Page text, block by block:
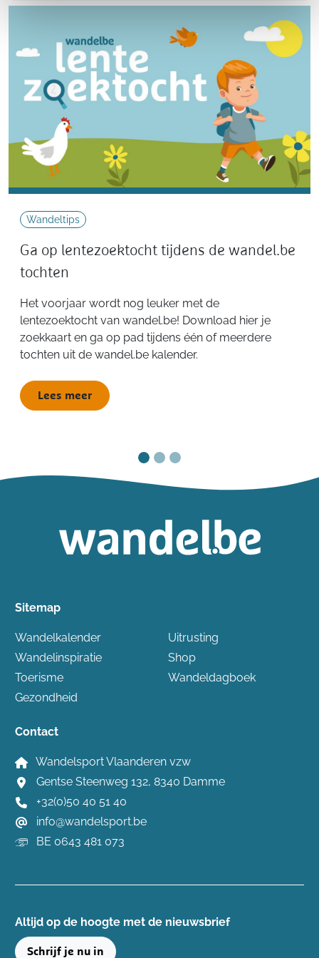
Wandeltips
Ga op lentezoektocht tijdens de wandel.be
tochten
Het voorjaar wordt nog leuker met de
lentezoektocht van wandel.be! Download hier je
zoekkaart en ga op pad tijdens één of meerdere
tochten uit de wandel.be kalender.
Lees meer
Sitemap
Wandelkalender
Wandelinspiratie
Toerisme
Gezondheid
Uitrusting
Shop
Wandeldagboek
Contact
Wandelsport Vlaanderen vzw
Gentse Steenweg 132, 8340 Damme
+32(0)50 40 51 40
info@wandelsport.be
BE 0643 481 073
Altijd op de hoogte ​met de nieuwsbrief
Schrijf je nu in